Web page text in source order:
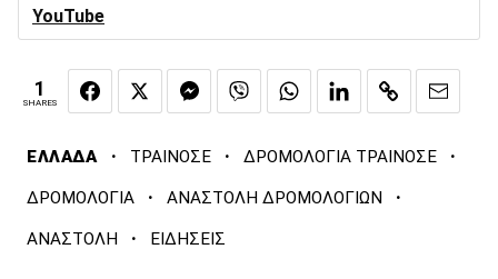
YouTube
1
SHARES
ΕΛΛΑΔΑ · ΤΡΑΙΝΟΣΕ · ΔΡΟΜΟΛΟΓΙΑ ΤΡΑΙΝΟΣΕ ·
ΔΡΟΜΟΛΟΓΙΑ · ΑΝΑΣΤΟΛΗ ΔΡΟΜΟΛΟΓΙΩΝ ·
ΑΝΑΣΤΟΛΗ · ΕΙΔΗΣΕΙΣ